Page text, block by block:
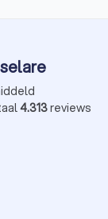
4.313reviews